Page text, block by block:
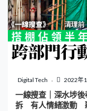
坊叫苦 有人出錢支持
人私自大興土木，改
上其中一處，有人建
泥，又可以成為座椅
在該處行山的街坊表
家，「好似而家呢度
護土牆阻泥土傾瀉
錢出力，購買物料搬
Digital Tech 2022年
一線搜查｜深水埗
拆 有人情緒激動